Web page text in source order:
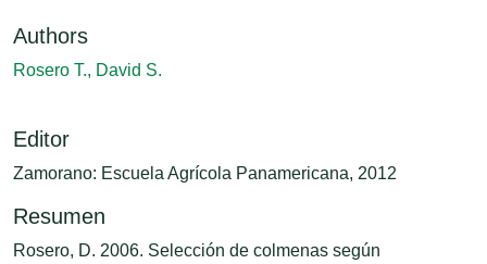
Authors
Rosero T., David S.
Editor
Zamorano: Escuela Agrícola Panamericana, 2012
Resumen
Rosero, D. 2006. Selección de colmenas según